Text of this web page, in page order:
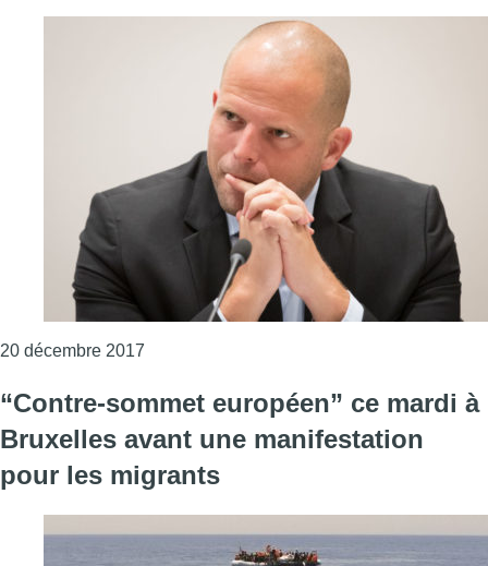
20 décembre 2017
“Contre-sommet européen” ce mardi à
Bruxelles avant une manifestation
pour les migrants